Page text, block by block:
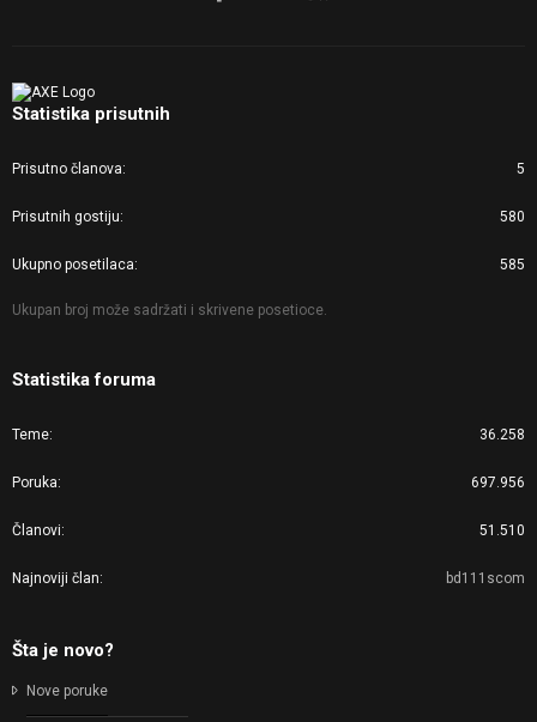
Statistika prisutnih
Prisutno članova 5
Prisutnih gostiju 580
Ukupno posetilaca 585
Ukupan broj može sadržati i skrivene posetioce.
Statistika foruma
Teme 36.258
Poruka 697.956
Članovi 51.510
Najnoviji član bd111scom
Šta je novo?
Nove poruke